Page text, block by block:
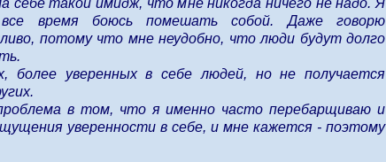
себе такой имидж, что мне никогда ничего не надо. Я
время боюсь помешать собой. Даже говорю
потому что мне неудобно, что люди будут долго
более уверенных в себе людей, но не получается
в том, что я именно часто перебарщиваю и
уверенности в себе, и мне кажется - поэтому